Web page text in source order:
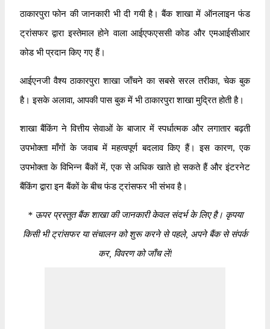
ठाकारपुरा फोन की जानकारी भी दी गयी है। बैंक शाखा में ऑनलाइन फंड
ट्रांसफर द्वारा इस्तेमाल होने वाला आईएफएससी कोड और एमआईसीआर
कोड भी प्रदान किए गए हैं।
आईएनजी वैश्य ठाकारपुरा शाखा जाँचने का सबसे सरल तरीका, चेक बुक
है। इसके अलावा, आपकी पास बुक में भी ठाकारपुरा शाखा मुद्रित होती है।
शाखा बैंकिंग ने वित्तीय सेवाओं के बाजार में स्पर्धात्मक और लगातार बढ़ती
उपभोक्ता माँगों के जवाब में महत्वपूर्ण बदलाव किए हैं। इस कारण, एक
उपभोक्ता के विभिन्न बैंकों में, एक से अधिक खाते हो सकते हैं और इंटरनेट
बैंकिंग द्वारा इन बैंकों के बीच फंड ट्रांसफर भी संभव है।
*ऊपर प्रस्तुत बैंक शाखा की जानकारी केवल संदर्भ के लिए है। कृपया
किसी भी ट्रांसफर या संचालन को शुरू करने से पहले, अपने बैंक से संपर्क
कर, विवरण को जाँच लें!